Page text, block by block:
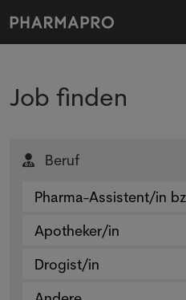
Job finden
Beruf
Pharma-Assistent/in
Apotheker/in
Drogist/in